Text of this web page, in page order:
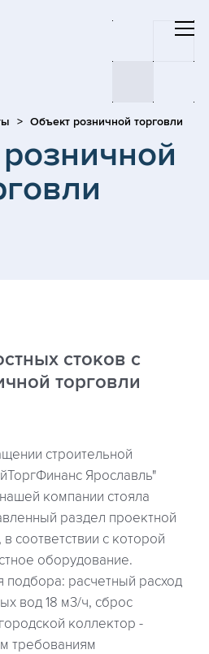
Объект розничной торговли
стоков с
торговли
строительной
Ярославль"
компании стояла
раздел проектной
соответствии с которой
оборудование.
расчетный расход
вод 18 м3/ч, сброс
коллектор -
требованиям